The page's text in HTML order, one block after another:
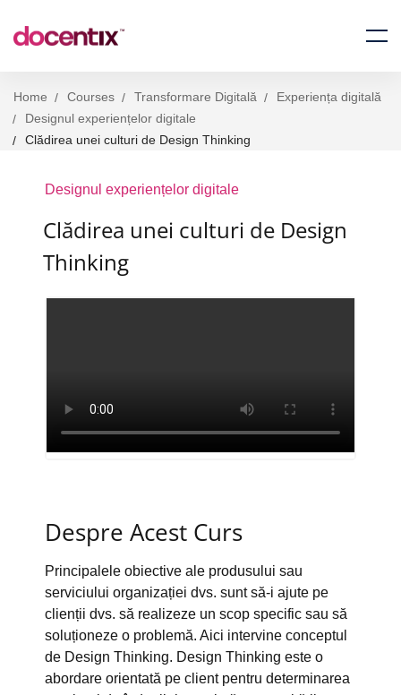
Home Courses Transformare Digitală
Experiența digitală
Designul experiențelor digitale
Clădirea unei culturi de Design Thinking
Designul experiențelor digitale
Clădirea unei culturi de Design
Thinking
Despre Acest Curs
Principalele obiective ale produsului sau
serviciului organizației dvs. sunt să-i ajute pe
clienții dvs. să realizeze un scop specific sau să
soluționeze o problemă. Aici intervine conceptul
de Design Thinking. Design Thinking este o
abordare orientată pe client pentru determinarea